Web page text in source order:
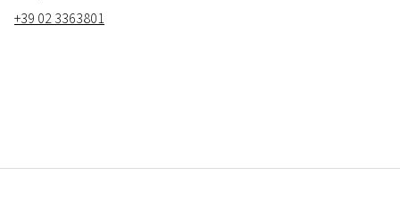
+39 02 3363801